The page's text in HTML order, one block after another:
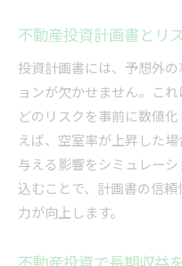
不動産投資計画書とリ
投資計画書には、予想外
ョンが欠かせません。こ
どのリスクを事前に数値
えば、空室率が上昇した
与える影響をシミュレー
込むことで、計画書の信
力が向上します。